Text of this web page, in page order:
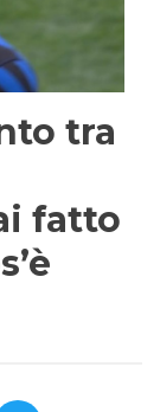
tra
fatto